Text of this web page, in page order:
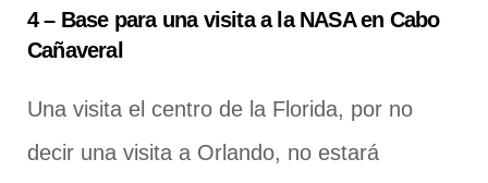
4 – Base para una visita a la NASA en Cabo
Cañaveral
Una visita el centro de la Florida, por no
decir una visita a Orlando, no estará